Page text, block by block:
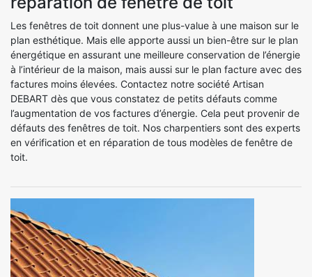
Les fenêtres de toit donnent une plus-value à une maison sur le
plan esthétique. Mais elle apporte aussi un bien-être sur le plan
énergétique en assurant une meilleure conservation de l’énergie
à l’intérieur de la maison, mais aussi sur le plan facture avec des
factures moins élevées. Contactez notre société Artisan
DEBART dès que vous constatez de petits défauts comme
l’augmentation de vos factures d’énergie. Cela peut provenir de
défauts des fenêtres de toit. Nos charpentiers sont des experts
en vérification et en réparation de tous modèles de fenêtre de
toit.